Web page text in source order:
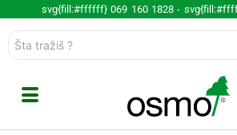
svg{fill:#ffffff} 069 160 1828 -